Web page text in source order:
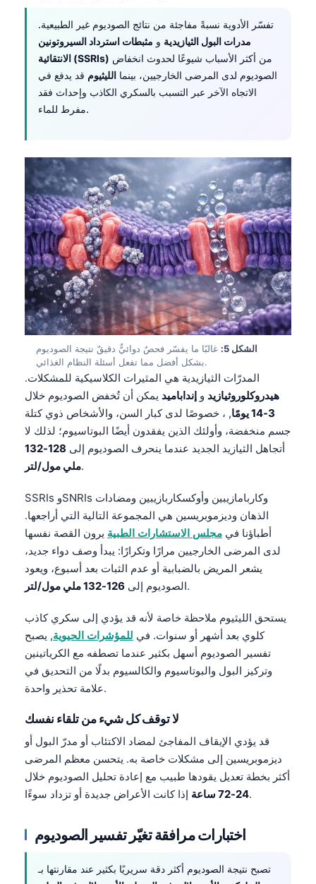
تفسّر الأدوية نسبةً مفاجئة من نتائج الصوديوم غير الطبيعية.
مدرات البول الثيازيدية و مثبطات استرداد السيروتونين
الانتقائية (SSRIs)
الصوديوم لدى المرضى الخارجيين، بينما الليثيوم قد يدفع في
الاتجاه الآخر عبر التسبب بالسكري الكاذب وإحداث فقد
مفرط للماء.
الشكل 5:
غالبًا ما يفسّر فحصٌ دوائيٌّ دقيقٌ نتيجة الصوديوم
بشكل أفضل مما تفعل أسئلة النظام الغذائي.
المدرّات الثيازيدية هي المثيرات الكلاسيكية للمشكلات.
هيدروكلوروثيازيد و إنداباميد يمكن أن تُخفض الصوديوم خلال
3-14 يومًا
, ، خصوصًا لدى كبار السن، والأشخاص ذوي كتلة
جسم منخفضة، وأولئك الذين يفقدون أيضًا البوتاسيوم؛ لذلك لا
أتجاهل الثيازيد الجديد عندما ينحرف الصوديوم إلى
128-132
ملي مول/لتر.
SSRIs وSNRIs وكاربامازيبين وأوكسكاربازيبين ومضادات
الذهان وديزموبريسين هي المجموعة التالية التي أراجعها.
أطباؤنا في مجلس الاستشارات الطبية يرون القصة نفسها
لدى المرضى الخارجيين مرارًا وتكرارًا: يبدأ وصف دواء جديد،
يشعر المريض بالضبابية أو عدم الثبات بعد أسبوع، ويعود
الصوديوم إلى 126-132 ملي مول/لتر .
يستحق الليثيوم ملاحظة خاصة لأنه قد يؤدي إلى سكري كاذب
كلوي بعد أشهر أو سنوات. في للمؤشرات الحيوية, يصبح
تفسير الصوديوم أسهل بكثير عندما تصطفه مع الكرياتينين
وتركيز البول والبوتاسيوم والكالسيوم بدلًا من التحديق في
علامة تحذير واحدة.
لا توقف كل شيء من تلقاء نفسك
قد يؤدي الإيقاف المفاجئ لمضاد الاكتئاب أو مدرّ البول أو
ديزموبريسين إلى مشكلات خاصة به. يتحسن معظم المرضى
أكثر بخطة تعديل يقودها طبيب مع إعادة تحليل الصوديوم خلال
24-72 ساعةإذا كانت الأعراض جديدة أو تزداد سوءًا.
اختبارات مرافقة تغيّر تفسير الصوديوم
تصبح نتيجة الصوديوم أكثر دقة سريريًا بكثير عند مقارنتها بـ